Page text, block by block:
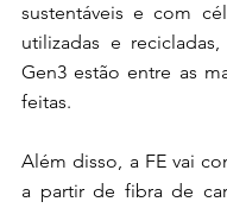
sustentáveis e com
utilizadas e
Gen3 estão entre as
feitas.
Além disso, a FE vai
a partir de fibra de